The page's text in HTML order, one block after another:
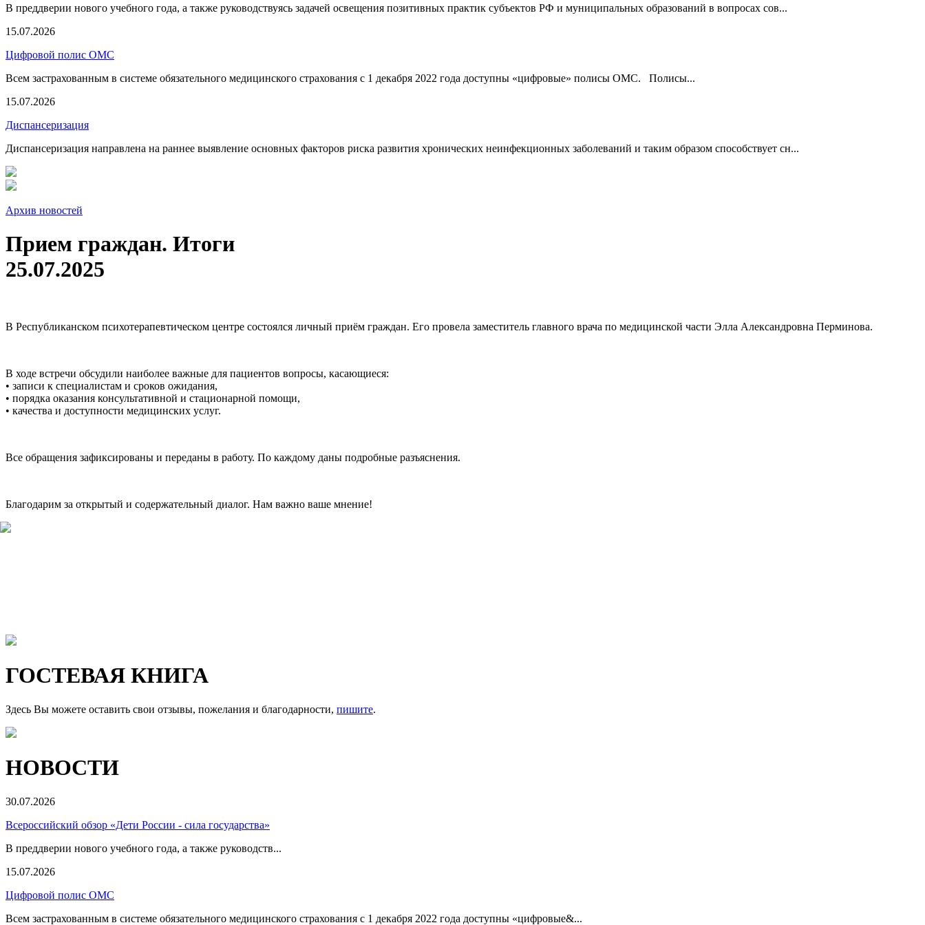
В преддверии нового учебного года, а также руководствуясь задачей освещения позитивных практик субъектов РФ и муниципальных образований в вопросах сов...
15.07.2026
Цифровой полис ОМС
Всем застрахованным в системе обязательного медицинского страхования с 1 декабря 2022 года доступны «цифровые» полисы ОМС. Полисы...
15.07.2026
Диспансеризация
Диспансеризация направлена на раннее выявление основных факторов риска развития хронических неинфекционных заболеваний и таким образом способствует сн...
Архив новостей
Прием граждан. Итоги
25.07.2025
В Республиканском психотерапевтическом центре состоялся личный приём граждан. Его провела заместитель главного врача по медицинской части Элла Александровна Перминова.
В ходе встречи обсудили наиболее важные для пациентов вопросы, касающиеся:
• записи к специалистам и сроков ожидания,
• порядка оказания консультативной и стационарной помощи,
• качества и доступности медицинских услуг.
Все обращения зафиксированы и переданы в работу. По каждому даны подробные разъяснения.
Благодарим за открытый и содержательный диалог. Нам важно ваше мнение!
ГОСТЕВАЯ КНИГА
Здесь Вы можете оставить свои отзывы, пожелания и благодарности, пишите.
НОВОСТИ
30.07.2026
Всероссийский обзор «Дети России - сила государства»
В преддверии нового учебного года, а также руководств...
15.07.2026
Цифровой полис ОМС
Всем застрахованным в системе обязательного медицинского страхования с 1 декабря 2022 года доступны «цифровые&...